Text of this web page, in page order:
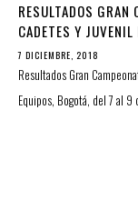
RESULTADOS
CADETES Y
7 DICIEMBRE, 2018
Resultados Gran
Equipos, Bogotá, del 7 al